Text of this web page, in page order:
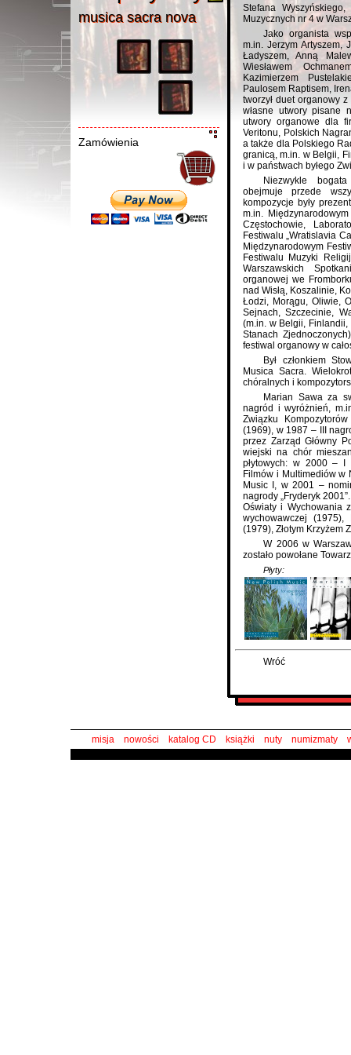
Zamówienia
Stefana
Muzycznych nr 4 w
Jako organista
m.in. Jerzym Artyszem,
Ładyszem, Anną
Wiesławem
Kazimierzem
Paulosem Raptisem,
tworzył duet organowy
własne utwory pisane
utwory organowe dla
Veritonu, Polskich
a także dla Polskiego
granicą, m.in. w Belgii,
i w państwach byłego
Niezwykle
obejmuje przede
kompozycje były
m.in.
Częstochowie,
Festiwalu „Wratislavia
Międzynarodowym
Festiwalu Muzyki
Warszawskich
organowej we
nad Wisłą, Koszalinie,
Łodzi, Morągu, Oliwie,
Sejnach, Szczecinie,
(m.in. w Belgii, Finlandii,
Stanach
festiwal organowy w
Był członkiem
Musica Sacra.
chóralnych i
Marian Sawa za
nagród i wyróżnień,
Związku
(1969), w 1987 – III
przez Zarząd Główny
wiejski na chór
płytowych: w 2000 – I
Filmów i Multimediów w
Music I, w 2001 –
nagrody „Fryderyk
Oświaty i Wychowania
wychowawczej
(1979), Złotym Krzyżem
W 2006 w
zostało powołane
Płyty:
Wróć
musica sacra nova
musica sacra nova
misja nowości katalog CD książki nuty numizmaty